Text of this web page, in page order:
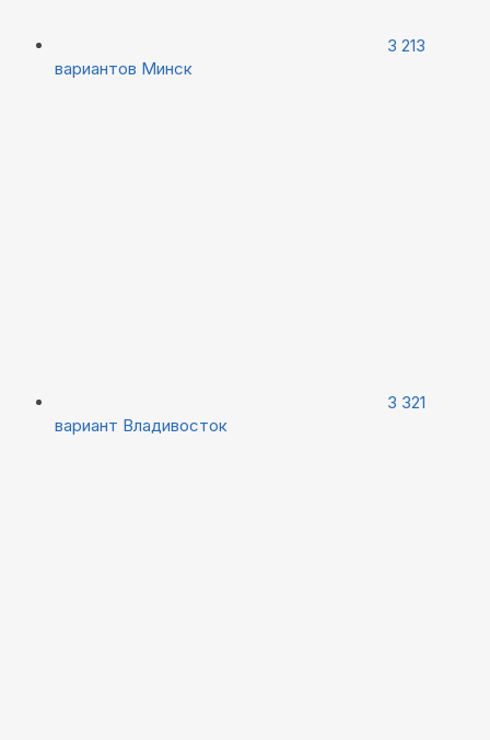
3 213
вариантов Минск
3 321
вариант Владивосток